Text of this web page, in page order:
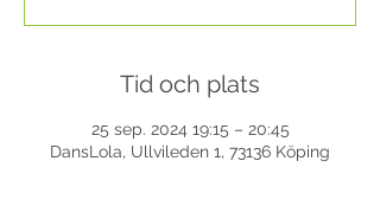
Tid och plats
25 sep. 2024 19:15 – 20:45
DansLola, Ullvileden 1, 73136 Köping